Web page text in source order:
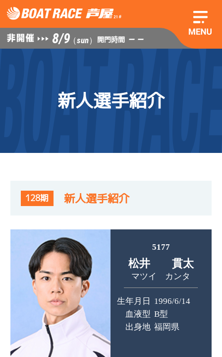
8/9（sun） 開門時間 — —
新人選手紹介
128期 新人選手紹介
5177
松井 貫太
マツイ カンタ
生年月日
1996/6/14
血液型 B型
出身地 福岡県